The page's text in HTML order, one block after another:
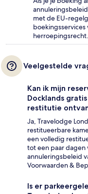
met de EU-
herroepingsrecht.
Veelgestelde
Kan ik mijn
Docklands
restitutie
Ja, Travelodge
restitueerbare
een volledig
tot een paar dagen
annuleringsbeleid
Voorwaarden &
Is er